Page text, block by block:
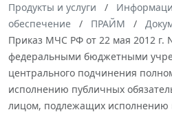
Продукты и услуги
обеспечение
ПРАЙМ
Приказ МЧС РФ от 22 мая 2012 г.
федеральными бюджетными
центрального подчинения
исполнению публичных
лицом, подлежащих